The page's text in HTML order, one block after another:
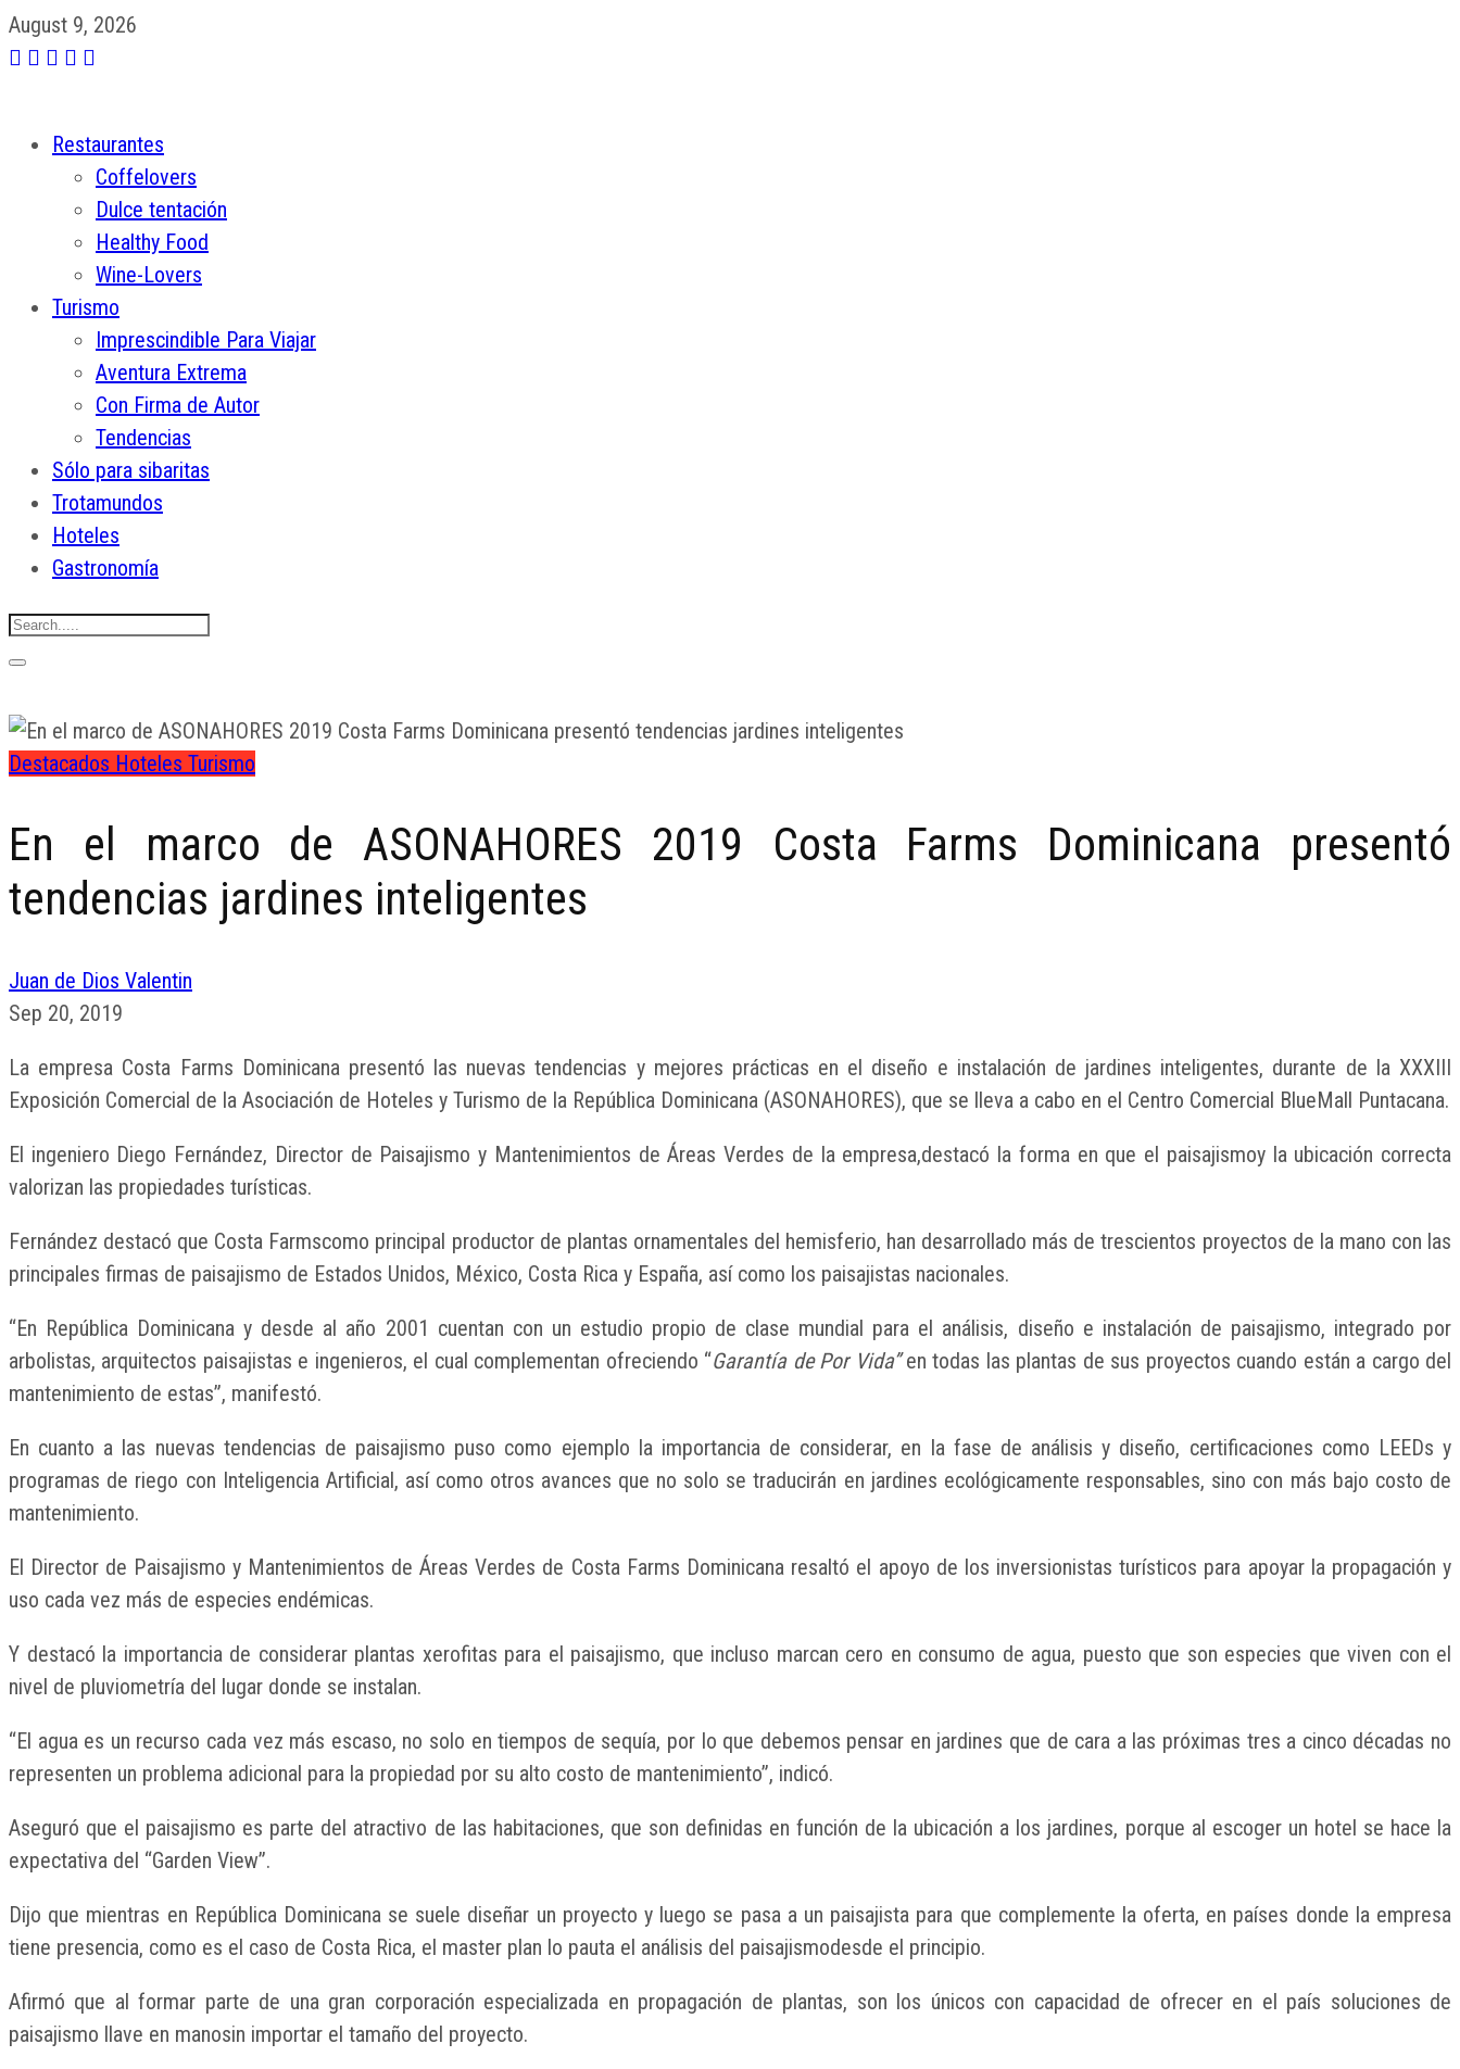
August 9, 2026
Restaurantes
Coffelovers
Dulce tentación
Healthy Food
Wine-Lovers
Turismo
Imprescindible Para Viajar
Aventura Extrema
Con Firma de Autor
Tendencias
Sólo para sibaritas
Trotamundos
Hoteles
Gastronomía
Destacados Hoteles Turismo
En el marco de ASONAHORES 2019 Costa Farms Dominicana presentó
tendencias jardines inteligentes
Juan de Dios Valentin
Sep 20, 2019
La empresa Costa Farms Dominicana presentó las nuevas tendencias y mejores prácticas en el diseño e instalación de jardines inteligentes, durante de la XXXIII
Exposición Comercial de la Asociación de Hoteles y Turismo de la República Dominicana (ASONAHORES), que se lleva a cabo en el Centro Comercial BlueMall Puntacana.
El ingeniero Diego Fernández, Director de Paisajismo y Mantenimientos de Áreas Verdes de la empresa,destacó la forma en que el paisajismoy la ubicación correcta
valorizan las propiedades turísticas.
Fernández destacó que Costa Farmscomo principal productor de plantas ornamentales del hemisferio, han desarrollado más de trescientos proyectos de la mano con las
principales firmas de paisajismo de Estados Unidos, México, Costa Rica y España, así como los paisajistas nacionales.
“En República Dominicana y desde al año 2001 cuentan con un estudio propio de clase mundial para el análisis, diseño e instalación de paisajismo, integrado por
arbolistas, arquitectos paisajistas e ingenieros, el cual complementan ofreciendo “Garantía de Por Vida”en todas las plantas de sus proyectos cuando están a cargo del
mantenimiento de estas”, manifestó.
En cuanto a las nuevas tendencias de paisajismo puso como ejemplo la importancia de considerar, en la fase de análisis y diseño, certificaciones como LEEDs y
programas de riego con Inteligencia Artificial, así como otros avances que no solo se traducirán en jardines ecológicamente responsables, sino con más bajo costo de
mantenimiento.
El Director de Paisajismo y Mantenimientos de Áreas Verdes de Costa Farms Dominicana resaltó el apoyo de los inversionistas turísticos para apoyar la propagación y
uso cada vez más de especies endémicas.
Y destacó la importancia de considerar plantas xerofitas para el paisajismo, que incluso marcan cero en consumo de agua, puesto que son especies que viven con el
nivel de pluviometría del lugar donde se instalan.
“El agua es un recurso cada vez más escaso, no solo en tiempos de sequía, por lo que debemos pensar en jardines que de cara a las próximas tres a cinco décadas no
representen un problema adicional para la propiedad por su alto costo de mantenimiento”, indicó.
Aseguró que el paisajismo es parte del atractivo de las habitaciones, que son definidas en función de la ubicación a los jardines, porque al escoger un hotel se hace la
expectativa del “Garden View”.
Dijo que mientras en República Dominicana se suele diseñar un proyecto y luego se pasa a un paisajista para que complemente la oferta, en países donde la empresa
tiene presencia, como es el caso de Costa Rica, el master plan lo pauta el análisis del paisajismodesde el principio.
Afirmó que al formar parte de una gran corporación especializada en propagación de plantas, son los únicos con capacidad de ofrecer en el país soluciones de
paisajismo llave en manosin importar el tamaño del proyecto.